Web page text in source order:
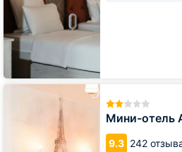
Мини-отель
9.3 242